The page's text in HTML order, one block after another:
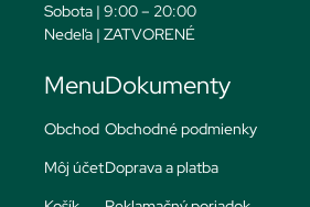
Sobota | 9:00 – 20:00
Nedeľa | ZATVORENÉ
Menu
Obchod
Môj účet
Dokumenty
Obchodné podmienky
Doprava a platba